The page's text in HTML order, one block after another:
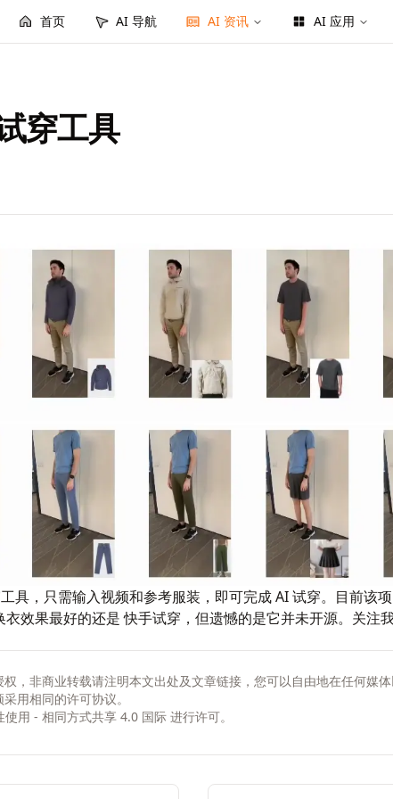
首页 AI 导航 AI 资讯 AI 应用
穿工具
具，只需输入视频和参考服装，即可完成 AI 试穿。目前该
衣效果最好的还是快手试穿 ，但遗憾的是它并未开源。关注
，非商业转载请注明本文出处及文章链接，您可以自由地在任何媒
用相同的许可协议。
使用 - 相同方式共享 4.0 国际进行许可。